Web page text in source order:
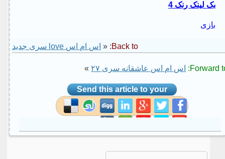
بک لینک رنک 4
بازی
Back to:
« اس ام اس love سری جدید
Forward اس ام اس عاشقانه سری ۲۷ »
Send this article to your
social site